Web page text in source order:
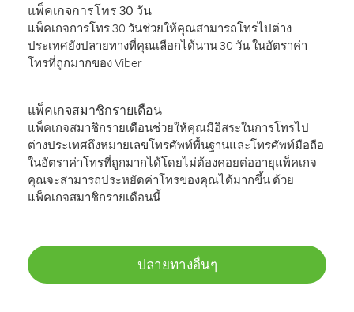
แพ็คเกจการโทร 30 วัน
แพ็คเกจการโทร 30 วันช่วยให้คุณสามารถโทรไปต่าง
ประเทศยังปลายทางที่คุณเลือกได้นาน 30 วัน ในอัตราค่า
โทรที่ถูกมากของ Viber
แพ็คเกจสมาชิกรายเดือน
แพ็คเกจสมาชิกรายเดือนช่วยให้คุณมีอิสระในการโทรไป
ต่างประเทศถึงหมายเลขโทรศัพท์พื้นฐานและโทรศัพท์มือถือ
ในอัตราค่าโทรที่ถูกมากได้โดยไม่ต้องคอยต่ออายุแพ็คเกจ
คุณจะสามารถประหยัดค่าโทรของคุณได้มากขึ้น ด้วย
แพ็คเกจสมาชิกรายเดือนนี้
ปลายทางอื่นๆ